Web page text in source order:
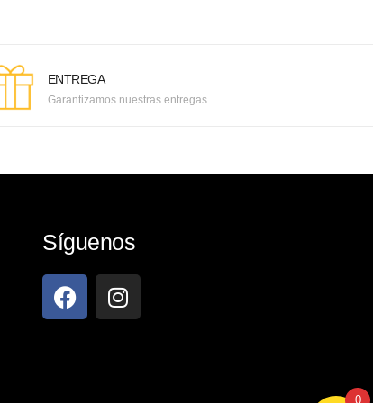
ENTREGA
Garantizamos nuestras entregas
Síguenos
0